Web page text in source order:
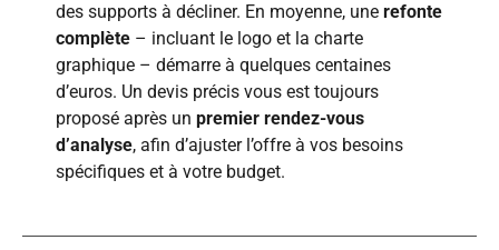
des supports à décliner. En moyenne, une refonte
complète – incluant le logo et la charte
graphique – démarre à quelques centaines
d’euros. Un devis précis vous est toujours
proposé après un premier rendez-vous
d’analyse, afin d’ajuster l’offre à vos besoins
spécifiques et à votre budget.